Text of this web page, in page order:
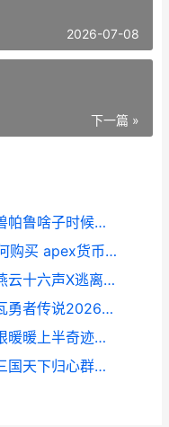
2026-07-08
下一篇 »
幻兽帕鲁正式版啥子时候出 幻兽帕鲁啥子时候上线 幻兽帕鲁正式版更新了什么
APEX货币是啥子 APEX货币如何购买 apex货币换算
燕云十六声将联动逃离塔科夫 燕云十六声X逃离塔科夫 燕云十六声联机模式辅助卸势
帕瓦勇者传说兑换码是啥子 帕瓦勇者传说2026兑换码有哪些 勇士帕拉瓦传奇 下载
无限暖暖上半奇迹之冠策略 无限暖暖上半奇迹之冠如何玩 暖暖限时定制必买图纸
三国天下归心群英对决如何玩 三国天下归心群英对决阵型主推 三国天下归心群英对决如何拿满奖励 三国天下归心游戏